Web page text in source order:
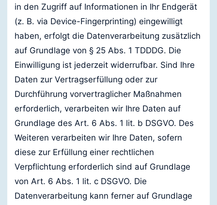
in den Zugriff auf Informationen in Ihr Endgerät
(z. B. via Device-Fingerprinting) eingewilligt
haben, erfolgt die Datenverarbeitung zusätzlich
auf Grundlage von § 25 Abs. 1 TDDDG. Die
Einwilligung ist jederzeit widerrufbar. Sind Ihre
Daten zur Vertragserfüllung oder zur
Durchführung vorvertraglicher Maßnahmen
erforderlich, verarbeiten wir Ihre Daten auf
Grundlage des Art. 6 Abs. 1 lit. b DSGVO. Des
Weiteren verarbeiten wir Ihre Daten, sofern
diese zur Erfüllung einer rechtlichen
Verpflichtung erforderlich sind auf Grundlage
von Art. 6 Abs. 1 lit. c DSGVO. Die
Datenverarbeitung kann ferner auf Grundlage